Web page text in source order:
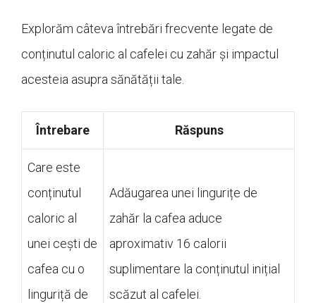
Explorăm câteva întrebări frecvente legate de
conținutul caloric al cafelei cu zahăr și impactul
acesteia asupra sănătății tale.
Întrebare Răspuns
Care este
conținutul
caloric al
unei cești de
cafea cu o
linguriță de
Adăugarea unei lingurițe de
zahăr la cafea aduce
aproximativ 16 calorii
suplimentare la conținutul inițial
scăzut al cafelei.